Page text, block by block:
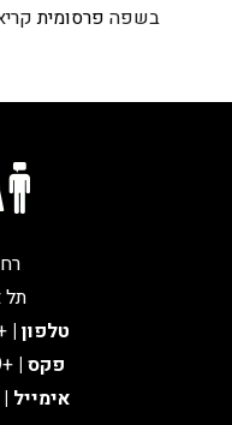
בשפה פרסומית
תל
טלפון|
פקס | +972-775621959
אימייל |